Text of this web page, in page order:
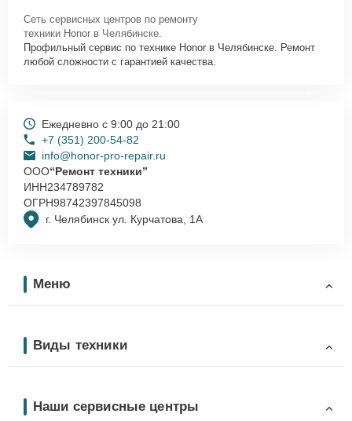
Сеть сервисных центров по ремонту
техники Honor в Челябинске.
Профильный сервис по технике Honor в Челябинске. Ремонт
любой сложности с гарантией качества.
г. Челябинск ул. Курчатова, 1А
Ежедневно с 9:00 до 21:00
+7 (351) 200-54-82
info@honor-pro-repair.ru
ООО“Ремонт техники”
ИНН234789782
ОГРН98742397845098
Меню
Виды техники
Наши сервисные центры